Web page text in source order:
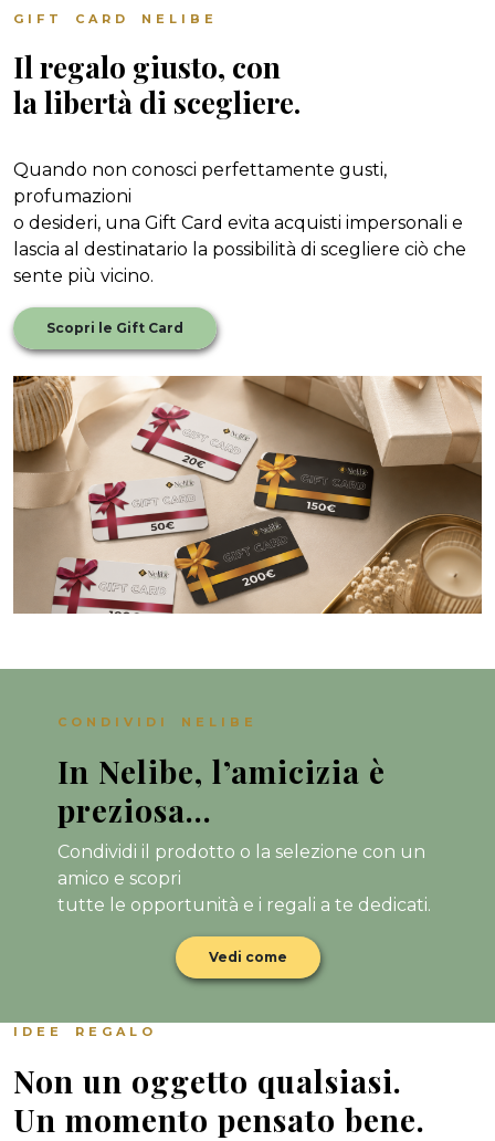
GIFT CARD NELIBE
Il regalo giusto, con
la libertà di scegliere.
Quando non conosci perfettamente gusti,
profumazioni
o desideri, una Gift Card evita acquisti impersonali e
lascia al destinatario la possibilità di scegliere ciò che
sente più vicino.
Scopri le Gift Card
CONDIVIDI NELIBE
In Nelibe, l’amicizia è
preziosa…
Condividi il prodotto o la selezione con un
amico e scopri
tutte le opportunità e i regali a te dedicati.
Vedi come
IDEE REGALO
Non un oggetto qualsiasi.
Un momento pensato bene.